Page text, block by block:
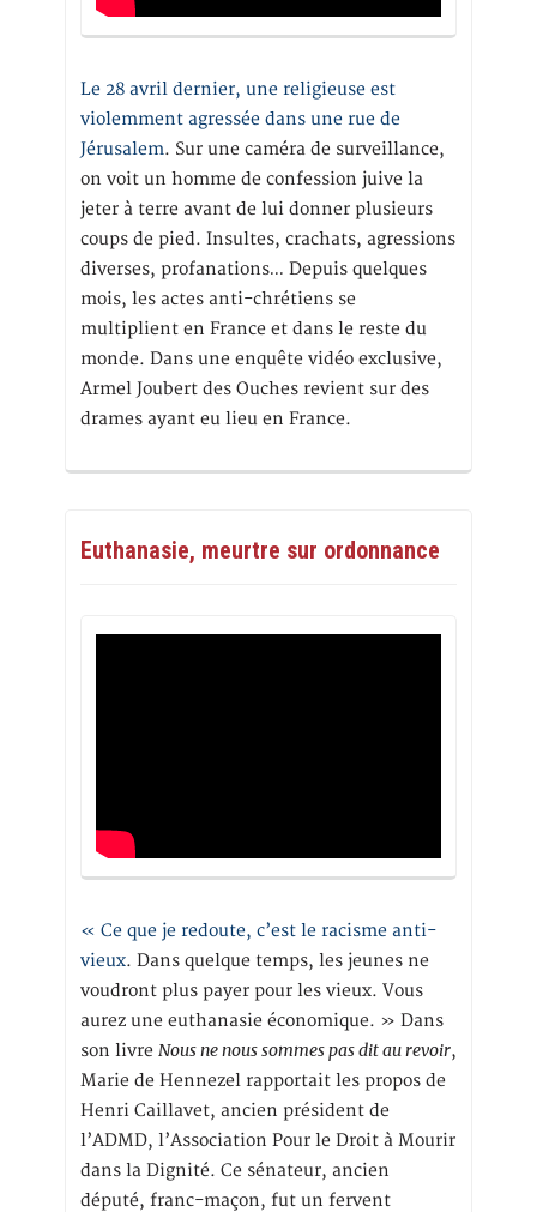
Le 28 avril dernier, une religieuse est
violemment agressée dans une rue de
Jérusalem. Sur une caméra de surveillance,
on voit un homme de confession juive la
jeter à terre avant de lui donner plusieurs
coups de pied. Insultes, crachats, agressions
diverses, profanations… Depuis quelques
mois, les actes anti-chrétiens se
multiplient en France et dans le reste du
monde. Dans une enquête vidéo exclusive,
Armel Joubert des Ouches revient sur des
drames ayant eu lieu en France.
Euthanasie, meurtre sur ordonnance
« Ce que je redoute, c’est le racisme anti-
vieux. Dans quelque temps, les jeunes ne
voudront plus payer pour les vieux. Vous
aurez une euthanasie économique. » Dans
son livre Nous ne nous sommes pas dit au revoir,
Marie de Hennezel rapportait les propos de
Henri Caillavet, ancien président de
l’ADMD, l’Association Pour le Droit à Mourir
dans la Dignité. Ce sénateur, ancien
député, franc-maçon, fut un fervent